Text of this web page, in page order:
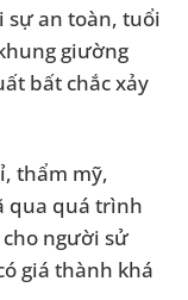
sự an toàn, tuổi
giường
bất chắc xảy
thẩm mỹ,
qua quá trình
người sử
giá thành khá